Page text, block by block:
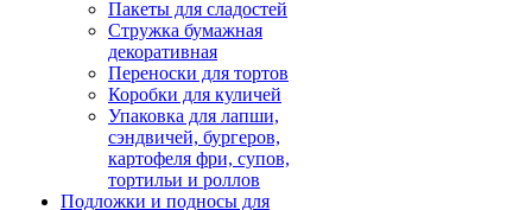
Пакеты для сладостей
Стружка бумажная
декоративная
Переноски для тортов
Коробки для куличей
Упаковка для лапши,
сэндвичей, бургеров,
картофеля фри, супов,
тортильи и роллов
Подложки и подносы для